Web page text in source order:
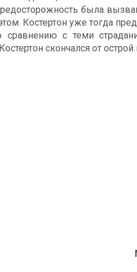
была
Костертон уже тогда
сравнению с теми
скончался от острой